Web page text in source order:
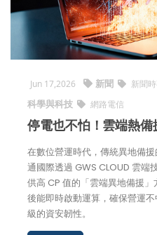
Jun 17,2026 新聞 新聞
科學與科技 網路電信
停電也不怕！雲端熱
在數位營運時代，傳統異地備
通國際透過 GWS CLOUD 雲端
供高 CP 值的「雲端異地備援
後能即時啟動運算，確保營運
級的資安韌性。